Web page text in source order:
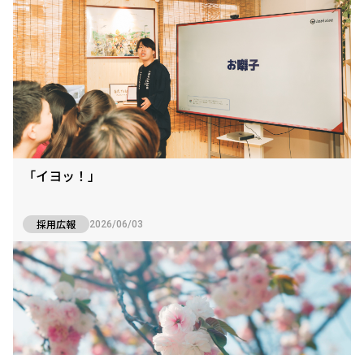
「イヨッ！」
採用広報 2026/06/03